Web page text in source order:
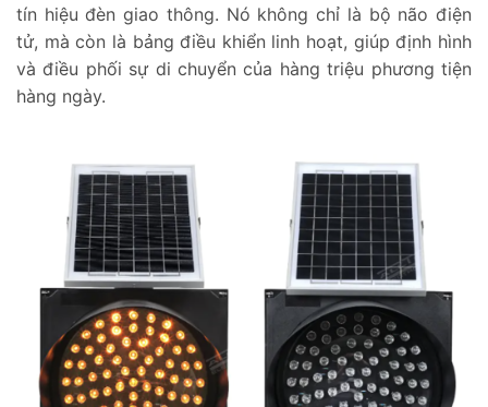
tín hiệu đèn giao thông. Nó không chỉ là bộ não điện
tử, mà còn là bảng điều khiển linh hoạt, giúp định hình
và điều phối sự di chuyển của hàng triệu phương tiện
hàng ngày.